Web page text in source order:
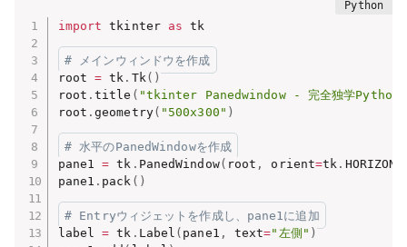
import tkinter as tk
# メインウィンドウを作成
root = tk . Tk ( )
root .title ( "tkinter Panedwindow - 完全独学Python"
root .geometry( "500x300" )
# 水平のPanedWindowを作成
pane1 = tk . PanedWindow( root , orient=tk .
pane1 . pack ( )
# Entryウィジェットを作成し、pane1に追加
label = tk . Label ( pane1 , text="左側" )